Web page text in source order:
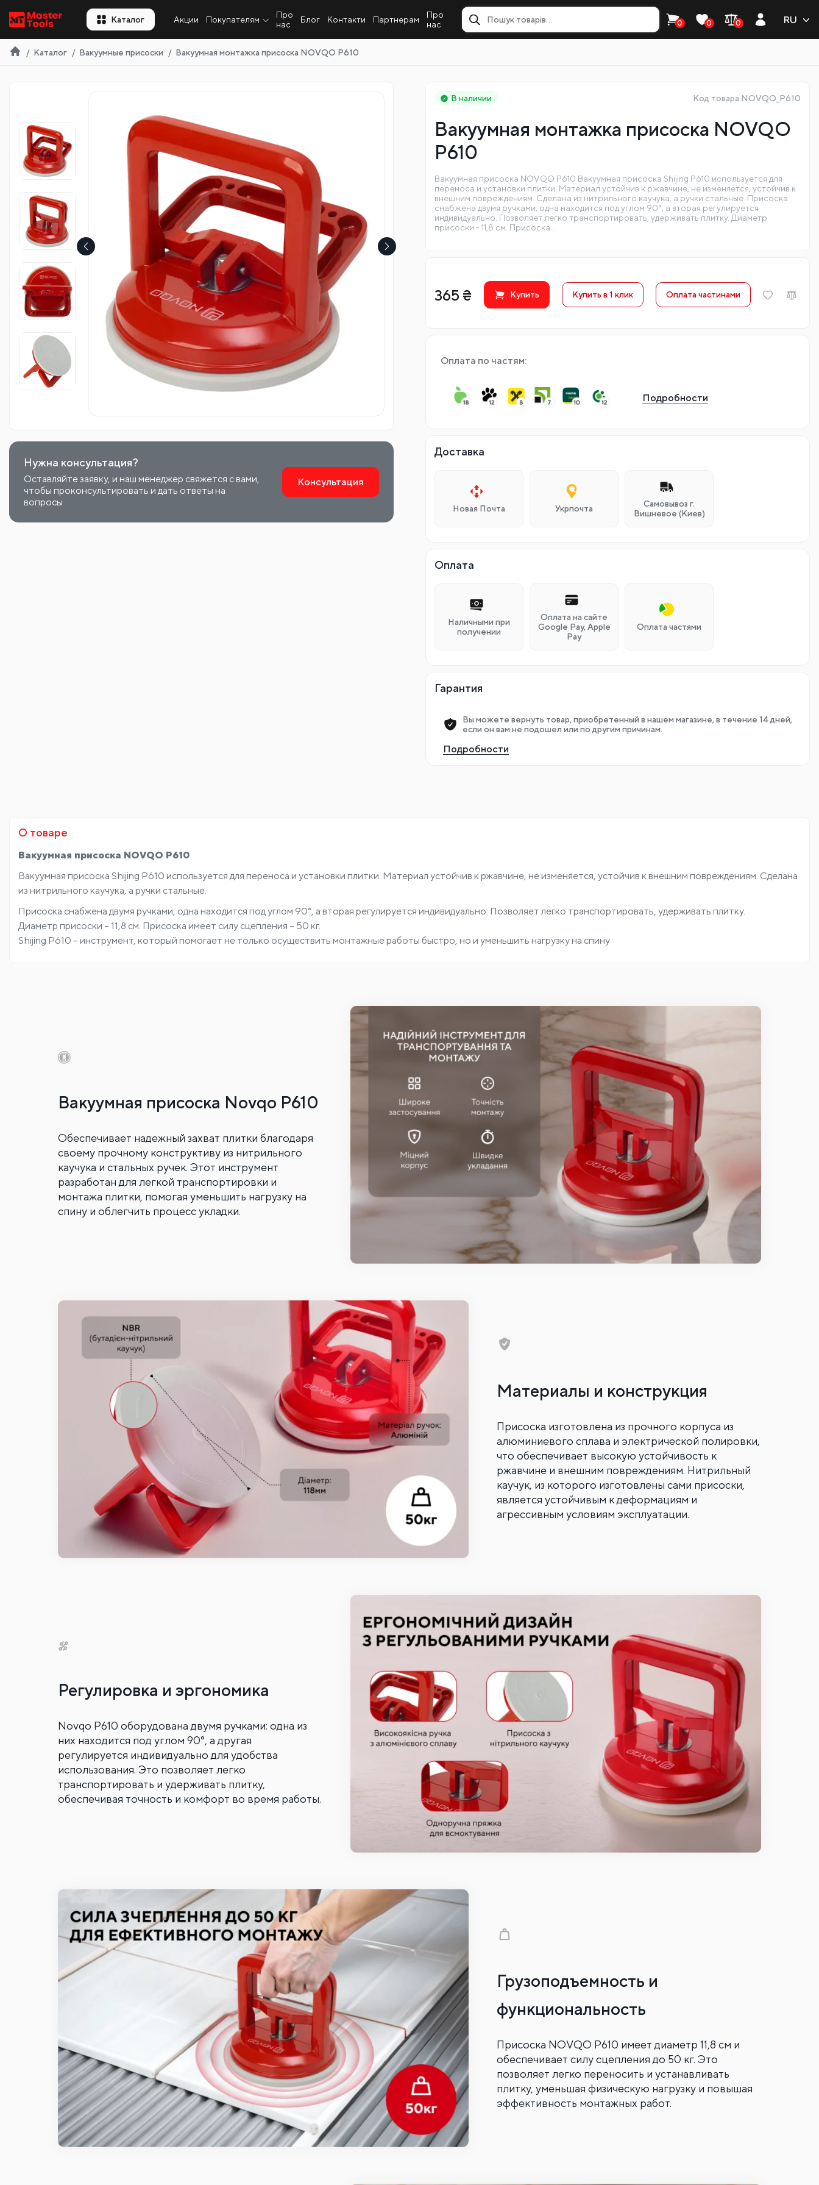
RU
Каталог Акции Покупателям
Про
нас
Блог Контакти Партнерам
Про
нас
0 0 0 RU
Каталог Вакуумные присоски Вакуумная монтажка присоска NOVQO P610
Нужна консультация?
Оставляйте заявку, и наш менеджер свяжется с вами,
чтобы проконсультировать и дать ответы на
вопросы
Консультация
В наличии Код товара:NOVQO_P610
Вакуумная монтажка присоска NOVQO
P610
Вакуумная присоска NOVQO P610 Вакуумная присоска Shijing P610 используется для
переноса и установки плитки. Материал устойчив к ржавчине, не изменяется, устойчив к
внешним повреждениям. Сделана из нитрильного каучука, а ручки стальные. Присоска
снабжена двумя ручками, одна находится под углом 90°, а вторая регулируется
индивидуально. Позволяет легко транспортировать, удерживать плитку. Диаметр
присоски - 11,8 см. Присоска…
365 ₴ Купить Купить в 1 клик Оплата частинами
Оплата по частям:
Подробности
Доставка
Новая Почта Укрпочта
Самовывоз г.
Вишневое (Киев)
Оплата
Наличными при
получении
Оплата на сайте
Google Pay, Apple
Pay
Оплата частями
Гарантия
Вы можете вернуть товар, приобретенный в нашем магазине, в течение 14 дней,
если он вам не подошел или по другим причинам.
Подробности
О товаре
Вакуумная присоска NOVQO P610
Вакуумная присоска Shijing P610 используется для переноса и установки плитки. Материал устойчив к ржавчине, не изменяется, устойчив к внешним повреждениям. Сделана
из нитрильного каучука, а ручки стальные.
Присоска снабжена двумя ручками, одна находится под углом 90°, а вторая регулируется индивидуально. Позволяет легко транспортировать, удерживать плитку.
Диаметр присоски – 11,8 см. Присоска имеет силу сцепления – 50 кг.
Shijing P610 – инструмент, который помогает не только осуществить монтажные работы быстро, но и уменьшить нагрузку на спину
Вакуумная присоска Novqo P610
Обеспечивает надежный захват плитки благодаря
своему прочному конструктиву из нитрильного
каучука и стальных ручек. Этот инструмент
разработан для легкой транспортировки и
монтажа плитки, помогая уменьшить нагрузку на
спину и облегчить процесс укладки.
Материалы и конструкция
Присоска изготовлена из прочного корпуса из
алюминиевого сплава и электрической полировки,
что обеспечивает высокую устойчивость к
ржавчине и внешним повреждениям. Нитрильный
каучук, из которого изготовлены сами присоски,
является устойчивым к деформациям и
агрессивным условиям эксплуатации.
Регулировка и эргономика
Novqo P610 оборудована двумя ручками: одна из
них находится под углом 90°, а другая
регулируется индивидуально для удобства
использования. Это позволяет легко
транспортировать и удерживать плитку,
обеспечивая точность и комфорт во время работы.
Грузоподъемность и
функциональность
Присоска NOVQO P610 имеет диаметр 11,8 см и
обеспечивает силу сцепления до 50 кг. Это
позволяет легко переносить и устанавливать
плитку, уменьшая физическую нагрузку и повышая
эффективность монтажных работ.